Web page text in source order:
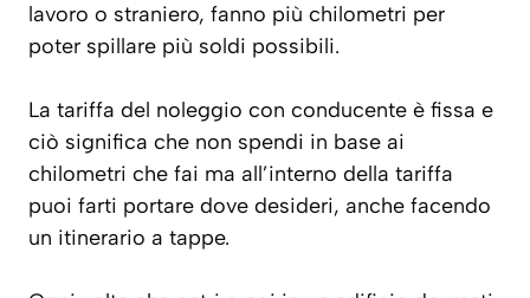
lavoro o straniero, fanno più chilometri per
poter spillare più soldi possibili.
La tariffa del noleggio con conducente è fissa e
ciò significa che non spendi in base ai
chilometri che fai ma all’interno della tariffa
puoi farti portare dove desideri, anche facendo
un itinerario a tappe.